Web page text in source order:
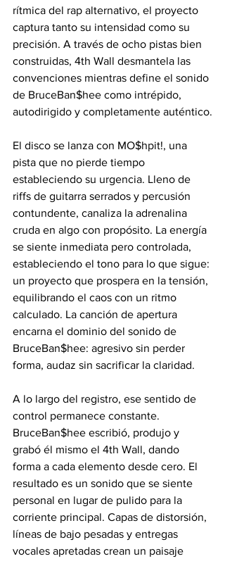
rítmica del rap alternativo, el proyecto
captura tanto su intensidad como su
precisión. A través de ocho pistas bien
construidas, 4th Wall desmantela las
convenciones mientras define el sonido
de BruceBan$hee como intrépido,
autodirigido y completamente auténtico.
El disco se lanza con MO$hpit!, una
pista que no pierde tiempo
estableciendo su urgencia. Lleno de
riffs de guitarra serrados y percusión
contundente, canaliza la adrenalina
cruda en algo con propósito. La energía
se siente inmediata pero controlada,
estableciendo el tono para lo que sigue:
un proyecto que prospera en la tensión,
equilibrando el caos con un ritmo
calculado. La canción de apertura
encarna el dominio del sonido de
BruceBan$hee: agresivo sin perder
forma, audaz sin sacrificar la claridad.
A lo largo del registro, ese sentido de
control permanece constante.
BruceBan$hee escribió, produjo y
grabó él mismo el 4th Wall, dando
forma a cada elemento desde cero. El
resultado es un sonido que se siente
personal en lugar de pulido para la
corriente principal. Capas de distorsión,
líneas de bajo pesadas y entregas
vocales apretadas crean un paisaje